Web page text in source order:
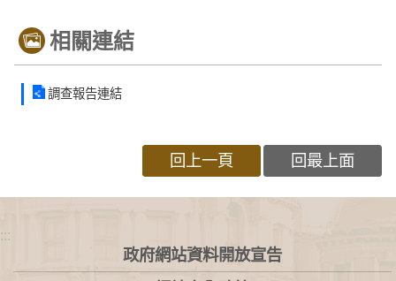
相關連結
調查報告連結
回上一頁 回最上面
:::
政府網站資料開放宣告